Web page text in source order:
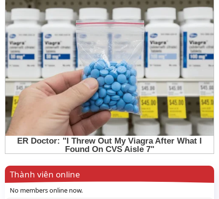
Thành viên online
No members online now.